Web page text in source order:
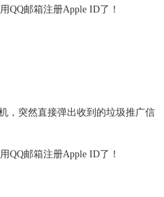
，突然直接弹出收到的垃圾推广信